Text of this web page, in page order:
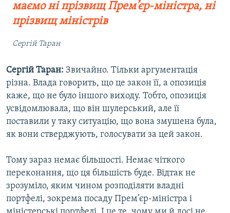
маємо ні прізвищ Прем’єр-міністра, ні
прізвищ міністрів
Сергій Таран
Сергій Таран: Звичайно. Тільки аргументація
різна. Влада говорить, що це закон її, а опозиція
каже, що не було іншого виходу. Тобто, опозиція
усвідомлювала, що він шулерський, але її
поставили у таку ситуацію, що вона змушена була,
як вони стверджують, голосувати за цей закон.
Тому зараз немає більшості. Немає чіткого
переконання, що ця більшість буде. Відтак не
зрозуміло, яким чином розподіляти владні
портфелі, зокрема посаду Прем’єр-міністра і